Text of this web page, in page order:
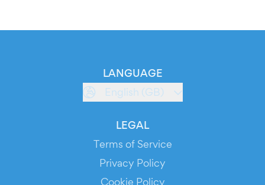
LANGUAGE
English (GB)
LEGAL
Terms of Service
Privacy Policy
Cookie Policy